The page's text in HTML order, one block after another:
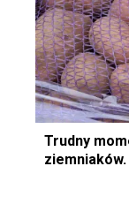
Trudny